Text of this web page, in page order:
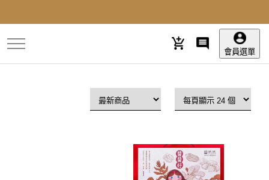
到
主
要
內
會員選單